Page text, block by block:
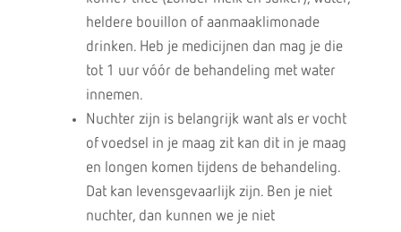
heldere bouillon of aanmaaklimonade
drinken. Heb je medicijnen dan mag je die
tot 1 uur vóór de behandeling met water
innemen.
Nuchter zijn is belangrijk want als er vocht
of voedsel in je maag zit kan dit in je maag
en longen komen tijdens de behandeling.
Dat kan levensgevaarlijk zijn. Ben je niet
nuchter, dan kunnen we je niet